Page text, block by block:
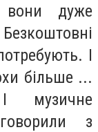
вони дуже
І
більше ...
з